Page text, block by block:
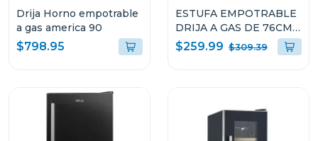
Drija Horno empotrable
a gas america 90
$798.95
ESTUFA EMPOTRABLE
DRIJA A GAS DE 76CM
DE 5 QUEMADORES
VITROCERAMICA
$259.99 $309.39